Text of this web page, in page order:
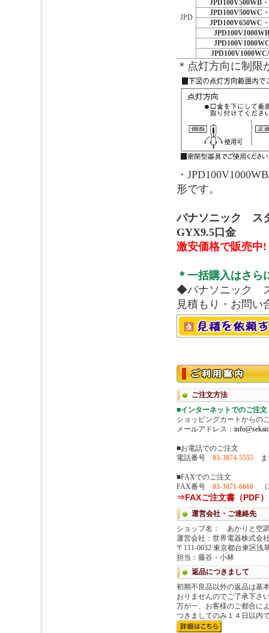
JPD
JPD100V500WB
JPD100V500WC
JPD100V650WC
＊点灯方向に制限
・
形です。
パナソニック ス
GYX9.5口金
激安価格で販売中!
＊一括購入はさ
◆パナソニック
見積もり・お問い